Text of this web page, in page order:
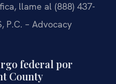
llame al (888) 437-
P.C. – Advocacy
federal por
County